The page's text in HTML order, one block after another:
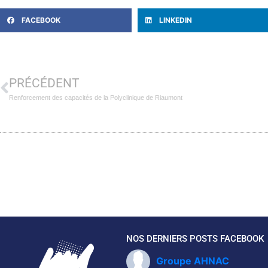
FACEBOOK LINKEDIN
PRÉCÉDENT
Renforcement des capacités de la Polyclinique de Riaumont
NOS DERNIERS POSTS FACEBOOK
Groupe AHNAC